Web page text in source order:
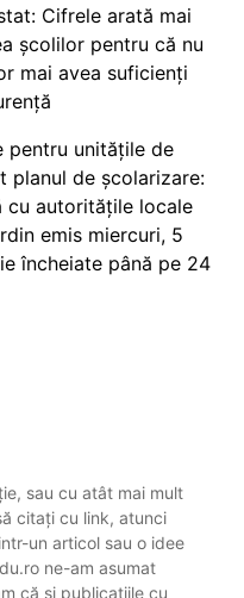
Cifrele arată mai
școlilor pentru că nu
mai avea suficienți
pentru unitățile de
planul de școlarizare:
cu autoritățile locale
emis miercuri, 5
încheiate până pe 24
sau cu atât mai mult
citați cu link, atunci
un articol sau o idee
ne-am asumat
că și publicațiile cu